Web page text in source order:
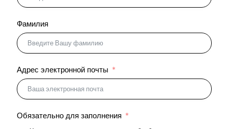
Фамилия
Адрес электронной почты
Обязательно для заполнения